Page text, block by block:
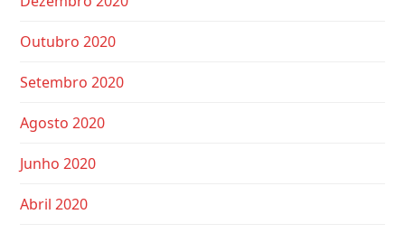
Outubro 2020
Setembro 2020
Agosto 2020
Junho 2020
Abril 2020